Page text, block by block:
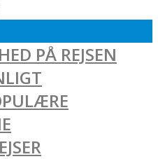
PÅ REJSEN